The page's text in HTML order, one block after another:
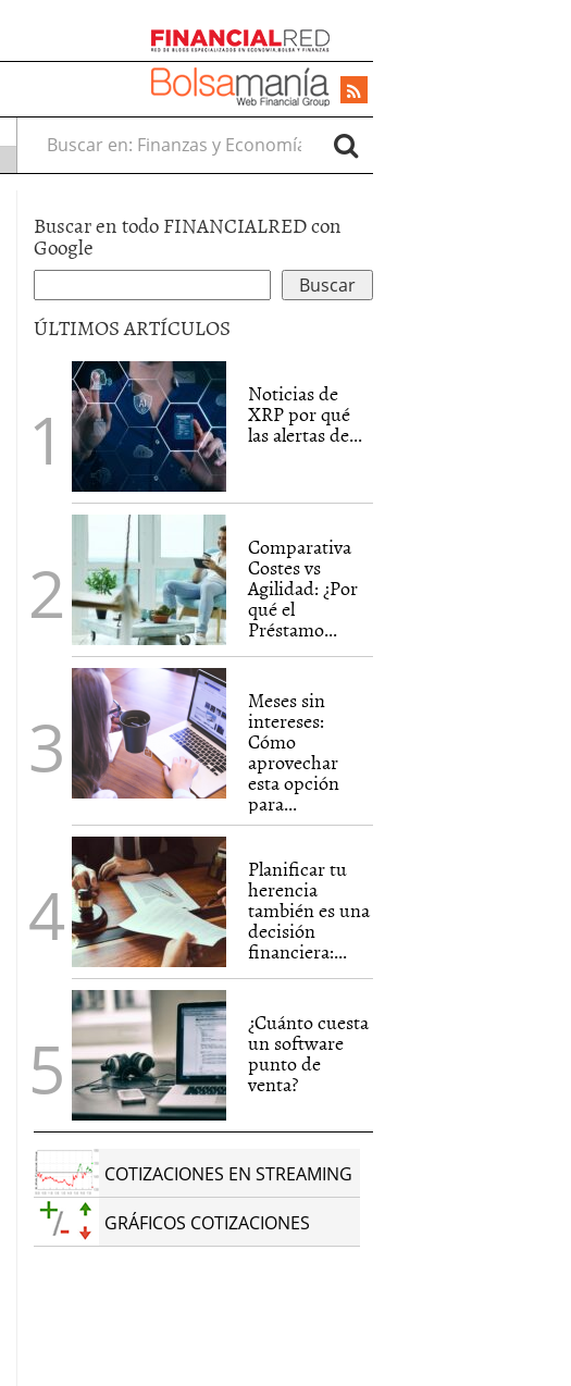
Buscar en:
Buscar en todo FINANCIALRED con
Google
ÚLTIMOS ARTÍCULOS
Noticias de
XRP por qué
las alertas de...
Comparativa
Costes vs
Agilidad: ¿Por
qué el
Préstamo...
Meses sin
intereses:
Cómo
aprovechar
esta opción
para...
Planificar tu
herencia
también es una
decisión
financiera:...
¿Cuánto cuesta
un software
punto de
venta?
COTIZACIONES EN STREAMING
GRÁFICOS COTIZACIONES